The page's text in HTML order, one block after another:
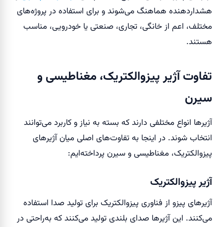
هشداردهنده هماهنگ می‌شوند و برای استفاده در پروژه‌های
مختلف، اعم از خانگی، تجاری، صنعتی یا خودرویی، مناسب
هستند.
تفاوت آژیر پیزوالکتریک، مغناطیسی و
سیرن
آژیرها انواع مختلفی دارند که بسته به نیاز و کاربرد می‌توانند
انتخاب شوند. در اینجا به تفاوت‌های اصلی میان آژیرهای
پیزوالکتریک، مغناطیسی و سیرن پرداخته‌ایم:
آژیر پیزوالکتریک
آژیرهای پیزو از فناوری پیزوالکتریک برای تولید صدا استفاده
می‌کنند. این آژیرها صدای بلندی تولید می‌کنند که به‌راحتی در